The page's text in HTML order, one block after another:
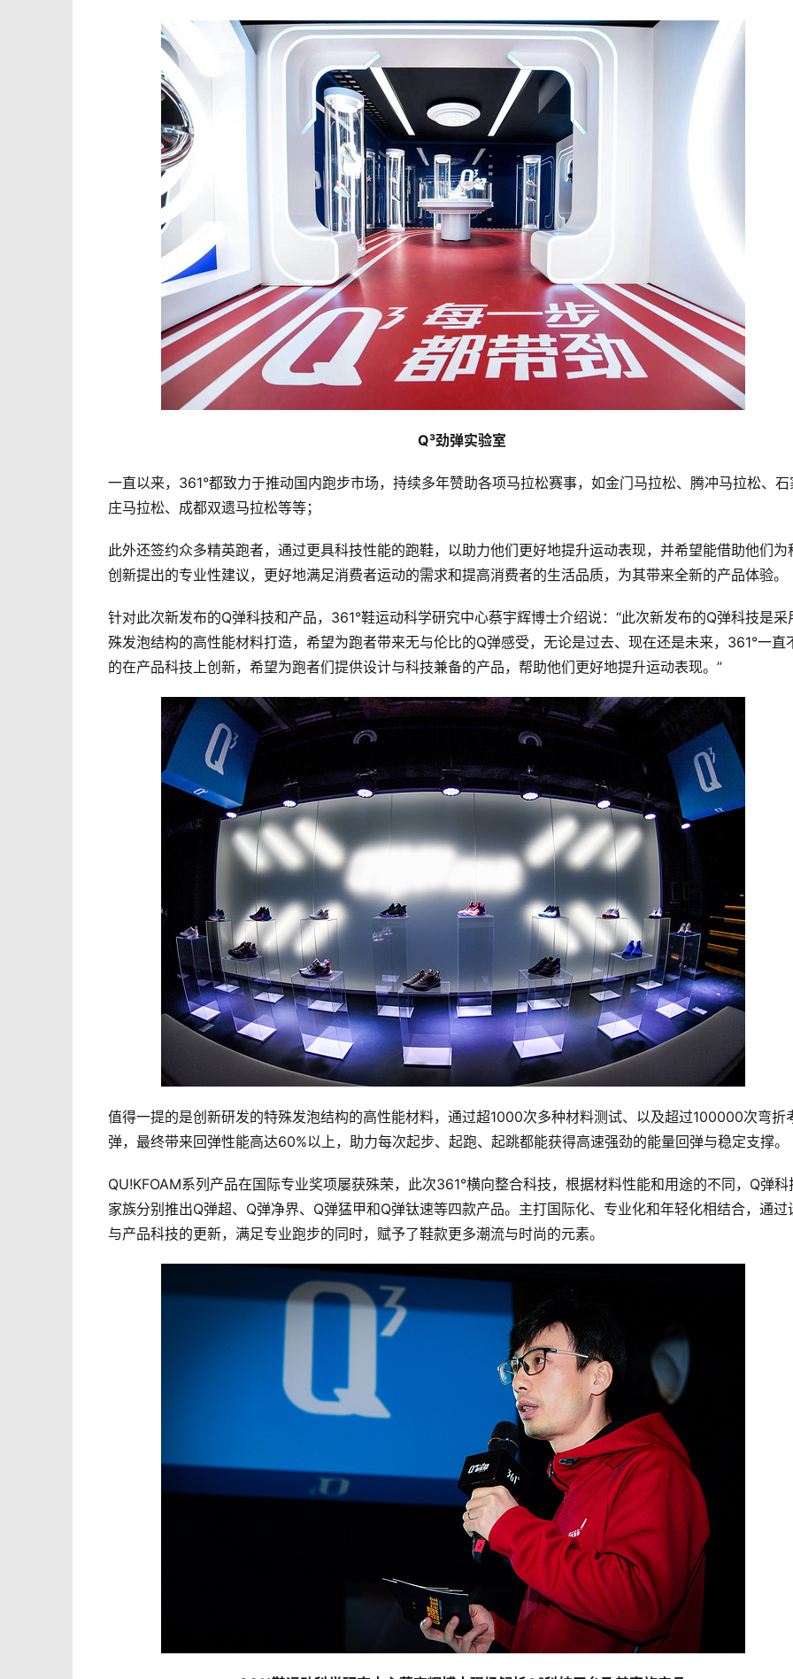
Q³劲弹实验室
一直以来，361°都致力于推动国内跑步市场，持续多年赞助各项马拉松赛事，如金门马拉松、腾冲马拉松、石
庄马拉松、成都双遗马拉松等等；
此外还签约众多精英跑者，通过更具科技性能的跑鞋，以助力他们更好地提升运动表现，并希望能借助他们为
创新提出的专业性建议，更好地满足消费者运动的需求和提高消费者的生活品质，为其带来全新的产品体验。
针对此次新发布的Q弹科技和产品，361°鞋运动科学研究中心蔡宇辉博士介绍说：“此次新发布的Q弹科技是采
殊发泡结构的高性能材料打造，希望为跑者带来无与伦比的Q弹感受，无论是过去、现在还是未来，361°一直
的在产品科技上创新，希望为跑者们提供设计与科技兼备的产品，帮助他们更好地提升运动表现。”
值得一提的是创新研发的特殊发泡结构的高性能材料，通过超1000次多种材料测试、以及超过100000次弯折
弹，最终带来回弹性能高达60%以上，助力每次起步、起跑、起跳都能获得高速强劲的能量回弹与稳定支撑。
QU!KFOAM系列产品在国际专业奖项屡获殊荣，此次361°横向整合科技，根据材料性能和用途的不同，Q弹科
家族分别推出Q弹超、Q弹净界、Q弹猛甲和Q弹钛速等四款产品。主打国际化、专业化和年轻化相结合，通过
与产品科技的更新，满足专业跑步的同时，赋予了鞋款更多潮流与时尚的元素。